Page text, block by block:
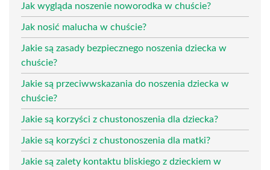
Jak wygląda noszenie noworodka w chuście?
Jak nosić malucha w chuście?
Jakie są zasady bezpiecznego noszenia dziecka w
chuście?
Jakie są przeciwwskazania do noszenia dziecka w
chuście?
Jakie są korzyści z chustonoszenia dla dziecka?
Jakie są korzyści z chustonoszenia dla matki?
Jakie są zalety kontaktu bliskiego z dzieckiem w